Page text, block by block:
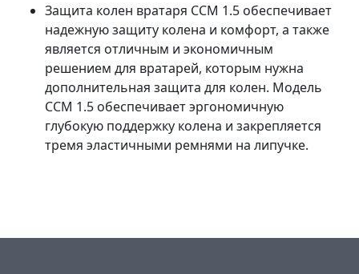
Защита колен вратаря CCM 1.5 обеспечивает
надежную защиту колена и комфорт, а также
является отличным и экономичным
решением для вратарей, которым нужна
дополнительная защита для колен. Модель
ССМ 1.5 обеспечивает эргономичную
глубокую поддержку колена и закрепляется
тремя эластичными ремнями на липучке.